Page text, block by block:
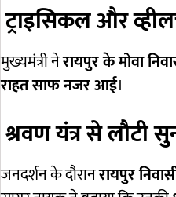
ट्राइसिकल और
मुख्यमंत्री नेरायपुर के मोवा
राहत साफ नजर आई।
श्रवण यंत्र से लौटी
जनदर्शन के दौरानरायपुर